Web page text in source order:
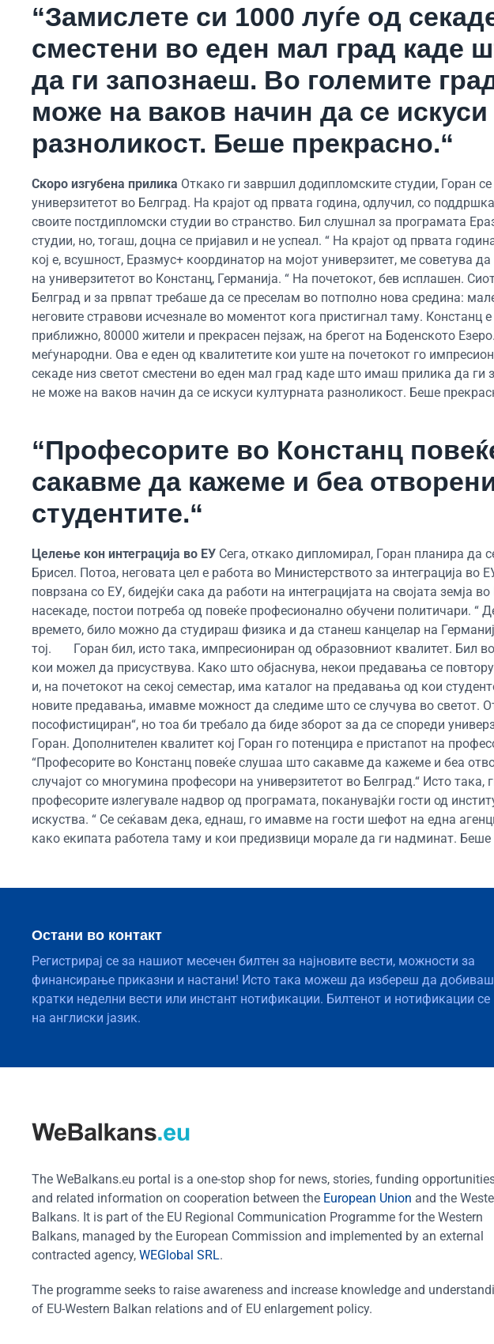
“Замислете си 1000 луѓе од
сместени во еден мал град каде
да ги запознаеш. Во големите
може на ваков начин да се искуси
разноликост. Беше прекрасно.“
Скоро изгубена прилика Откако ги завршил додипломските студии, Горан
универзитетот во Белград. На крајот од првата година, одлучил, со
своите постдипломски студии во странство. Бил слушнал за програмата
студии, но, тогаш, доцна се пријавил и не успеал. “ На крајот од првата
кој е, всушност, Еразмус+ координатор на мојот универзитет, ме советува
на универзитетот во Констанц, Германија. “ На почетокот, бев исплашен.
Белград и за првпат требаше да се преселам во потполно нова средина:
неговите стравови исчезнале во моментот кога пристигнал таму. Констанц
приближно, 80000 жители и прекрасен пејзаж, на брегот на Боденското
меѓународни. Ова е еден од квалитетите кои уште на почетокот го
секаде низ светот сместени во еден мал град каде што имаш прилика да ги
не може на ваков начин да се искуси културната разноликост. Беше
“Професорите во Констанц
сакавме да кажеме и беа
студентите.“
Целење кон интеграција во ЕУ Сега, откако дипломирал, Горан планира да
Брисел. Потоа, неговата цел е работа во Министерството за интеграција во
поврзана со ЕУ, бидејќи сака да работи на интеграцијата на својата земја
насекаде, постои потреба од повеќе професионално обучени политичари. “
времето, било можно да студираш физика и да станеш канцелар на
тој. Горан бил, исто така, импресиониран од образовниот квалитет. Бил
кои можел да присуствува. Како што објаснува, некои предавања се
и, на почетокот на секој семестар, има каталог на предавања од кои
новите предавања, имавме можност да следиме што се случува во светот.
пософистициран“, но тоа би требало да биде зборот за да се спореди
Горан. Дополнителен квалитет кој Горан го потенцира е пристапот на
“Професорите во Констанц повеќе слушаа што сакавме да кажеме и беа
случајот со многумина професори на универзитетот во Белград.“ Исто така,
професорите излегувале надвор од програмата, поканувајќи гости од
искуства. “ Се сеќавам дека, еднаш, го имавме на гости шефот на една
како екипата работела таму и кои предизвици морале да ги надминат. Беше
Остани во контакт
Регистрирај се за нашиот месечен билтен за најновите вести, можности за
финансирање приказни и настани! Исто така можеш да избереш да добиваш
кратки неделни вести или инстант нотификации. Билтенот и нотификации се
на англиски јазик.
The WeBalkans.eu portal is a one-stop shop for news, stories, funding
and related information on cooperation between the European Union and the
Balkans. It is part of the EU Regional Communication Programme for the Western
Balkans, managed by the European Commission and implemented by an external
contracted agency, WEGlobal SRL.
The programme seeks to raise awareness and increase knowledge and
of EU-Western Balkan relations and of EU enlargement policy.